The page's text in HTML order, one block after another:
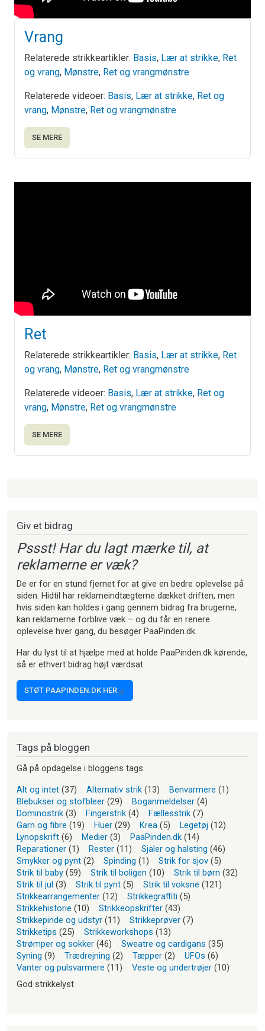
Vrang
Relaterede strikkeartikler: Basis, Lær at strikke, Ret
og vrang, Mønstre, Ret og vrangmønstre
Relaterede videoer: Basis, Lær at strikke, Ret og
vrang, Mønstre, Ret og vrangmønstre
SE MERE
Ret
Relaterede strikkeartikler: Basis, Lær at strikke, Ret
og vrang, Mønstre, Ret og vrangmønstre
Relaterede videoer: Basis, Lær at strikke, Ret og
vrang, Mønstre, Ret og vrangmønstre
SE MERE
Giv et bidrag
Pssst! Har du lagt mærke til, at
reklamerne er væk?
De er for en stund fjernet for at give en bedre oplevelse på
siden. Hidtil har reklameindtægterne dækket driften, men
hvis siden kan holdes i gang gennem bidrag fra brugerne,
kan reklamerne forblive væk – og du får en renere
oplevelse hver gang, du besøger PaaPinden.dk.
Har du lyst til at hjælpe med at holde PaaPinden.dk kørende,
så er ethvert bidrag højt værdsat.
STØT PAAPINDEN.DK HER
Tags på bloggen
Gå på opdagelse i bloggens tags.
Alt og intet (37) Alternativ strik (13) Benvarmere (1)
Blebukser og stofbleer (29) Boganmeldelser (4)
Dominostrik (3) Fingerstrik (4) Fællesstrik (7)
Garn og fibre (19) Huer (29) Krea (5) Legetøj (12)
Lynopskrift (6) Medier (3) PaaPinden.dk (14)
Reparationer (1) Rester (11) Sjaler og halsting (46)
Smykker og pynt (2) Spinding (1) Strik for sjov (5)
Strik til baby (59) Strik til boligen (10) Strik til børn (32)
Strik til jul (3) Strik til pynt (5) Strik til voksne (121)
Strikkearrangementer (12) Strikkegraffiti (5)
Strikkehistorie (10) Strikkeopskrifter (43)
Strikkepinde og udstyr (11) Strikkeprøver (7)
Strikketips (25) Strikkeworkshops (13)
Strømper og sokker (46) Sweatre og cardigans (35)
Syning (9) Trædrejning (2) Tæpper (2) UFOs (6)
Vanter og pulsvarmere (11) Veste og undertrøjer (10)
God strikkelyst